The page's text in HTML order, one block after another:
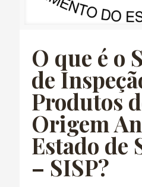
O que é o
de
Produtos
Origem
Estado de
– SISP?